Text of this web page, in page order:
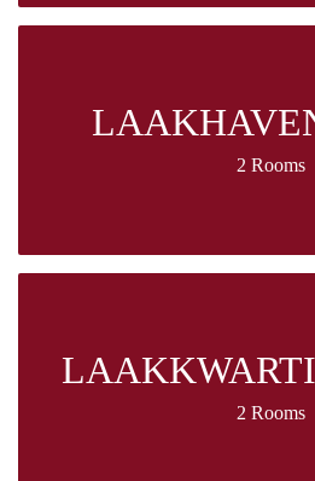
2 Rooms
2 Rooms